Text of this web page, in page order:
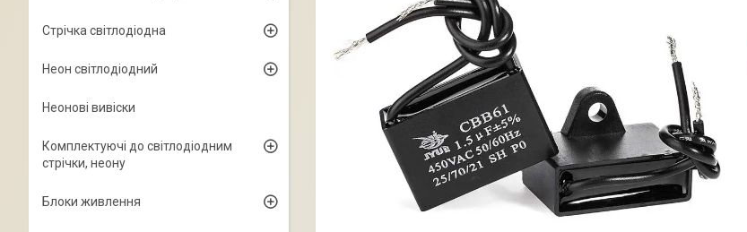
Стрічка світлодіодна
Неон світлодіодний
Неонові вивіски
Комплектуючі до світлодіодним
стрічки, неону
Блоки живлення